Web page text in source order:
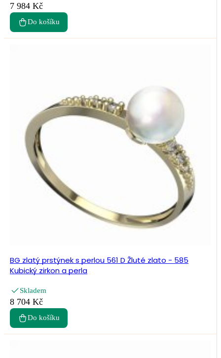
7 984 Kč
Do košíku
BG zlatý prstýnek s perlou 561 D Žluté zlato - 585
Kubický zirkon a perla
Skladem
8 704 Kč
Do košíku